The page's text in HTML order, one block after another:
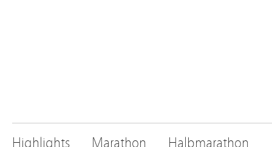
Highlights Marathon Halbmarathon